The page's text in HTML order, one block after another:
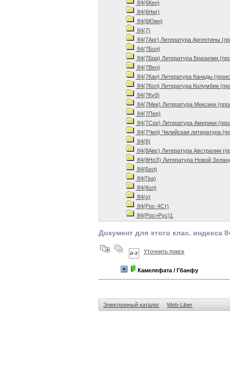
84(6Кен)
84(6Ниг)
84(6Южн)
84(7)
84(7Арг) Литература Аргентины
84(7Бол)
84(7Бра) Литература Бразилии
84(7Вен)
84(7Кан) Литература Канады
84(7Кол) Литература Колумбии
84(7Куб)
84(7Мек) Литература Мексики
84(7Пер)
84(7Сое) Литература Америки
84(7Чил) Чилийская литература
84(8)
84(8Авс) Литература Австралии
84(8НоЗ) Литература Новой
84(Бел)
84(Гва)
84(Кол)
84(о)
84(Рос-4Ст)
84(Рос=Рус)1
Документ для этого клас. индекса
Уточнить поиск
Камелефата / Гбанфу
Электронный каталог Web-Liber